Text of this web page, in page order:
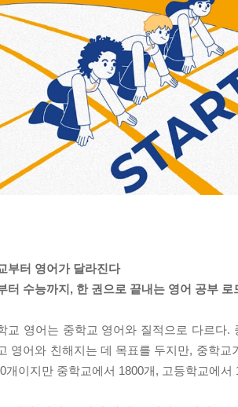
부터 영어가 달라진다
터 수능까지, 한 권으로 끝내는 영어 공부 로
교 영어는 중학교 영어와 질적으로 다르다
영어와 친해지는 데 목표를 두지만, 중학
개이지만 중학교에서 1800개, 고등학교에